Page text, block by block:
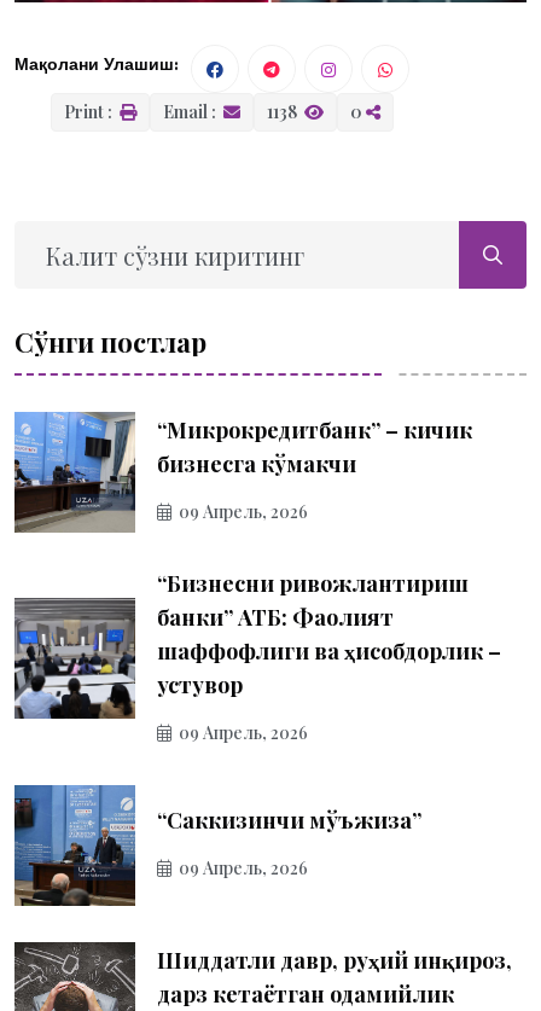
Мақолани Улашиш:
Print : Email : 1138 0
Сўнги постлар
“Микрокредитбанк” – кичик
бизнесга кўмакчи
09 Апрель, 2026
“Бизнесни ривожлантириш
банки” АТБ: Фаолият
шаффофлиги ва ҳисобдорлик –
устувор
09 Апрель, 2026
“Саккизинчи мўъжиза”
09 Апрель, 2026
Шиддатли давр, руҳий инқироз,
дарз кетаётган одамийлик